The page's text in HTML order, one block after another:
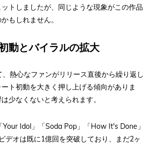
トしましたが、同じような現象がこの作品
もしれません。
動とバイラルの拡大
熱心なファンがリリース直後から繰り返し
ト初動を大きく押し上げる傾向がありま
少なくないと考えられます。
Idol」「Soda Pop」「How It's Done」
デオは既に1億回を突破しており、まだ2ヶ